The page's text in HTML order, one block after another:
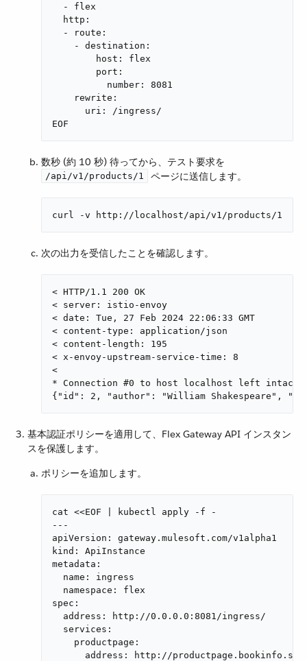
  - flex
  http:
  - route:
    - destination:
        host: flex
        port:
          number: 8081
    rewrite:
      uri: /ingress/
EOF
数秒 (約 10 秒) 待ってから、テスト要求を ​
/api/v1/products/1 ​ ページに送信します。
curl -v http://localhost/api/v1/products/1
次の出力を受信したことを確認します。
< HTTP/1.1 200 OK
< server: istio-envoy
< date: Tue, 27 Feb 2024 22:06:33 GMT
< content-type: application/json
< content-length: 195
< x-envoy-upstream-service-time: 8
<
* Connection #0 to host localhost left intact
{"id": 2, "author": "William Shakespeare",
基本認証ポリシーを適用して、Flex Gateway API インスタン
スを保護します。
ポリシーを追加します。
cat <<EOF | kubectl apply -f -
---
apiVersion: gateway.mulesoft.com/v1alpha1
kind: ApiInstance
metadata:
  name: ingress
  namespace: flex
spec:
  address: http://0.0.0.0:8081/ingress/
  services:
    productpage:
address: http://